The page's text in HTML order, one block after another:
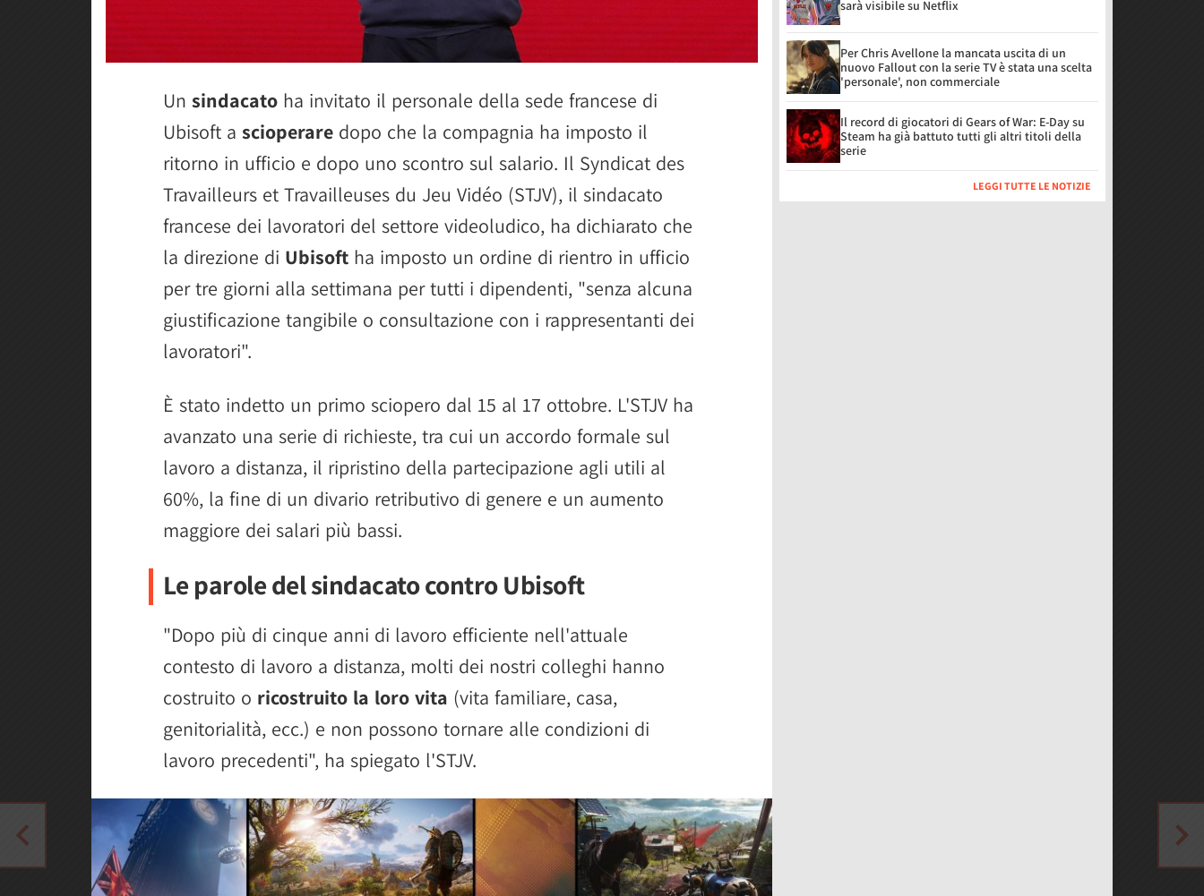
Un sindacato ha invitato il personale della sede francese di
Ubisoft a scioperare dopo che la compagnia ha imposto il
ritorno in ufficio e dopo uno scontro sul salario. Il Syndicat des
Travailleurs et Travailleuses du Jeu Vidéo (STJV), il sindacato
francese dei lavoratori del settore videoludico, ha dichiarato che
la direzione di Ubisoft ha imposto un ordine di rientro in ufficio
per tre giorni alla settimana per tutti i dipendenti, "senza alcuna
giustificazione tangibile o consultazione con i rappresentanti dei
lavoratori".
È stato indetto un primo sciopero dal 15 al 17 ottobre. L'STJV ha
avanzato una serie di richieste, tra cui un accordo formale sul
lavoro a distanza, il ripristino della partecipazione agli utili al
60%, la fine di un divario retributivo di genere e un aumento
maggiore dei salari più bassi.
Le parole del sindacato contro Ubisoft
"Dopo più di cinque anni di lavoro efficiente nell'attuale
contesto di lavoro a distanza, molti dei nostri colleghi hanno
costruito o ricostruito la loro vita (vita familiare, casa,
genitorialità, ecc.) e non possono tornare alle condizioni di
lavoro precedenti", ha spiegato l'STJV.
sarà visibile su Netflix
Per Chris Avellone la mancata uscita di un
nuovo Fallout con la serie TV è stata una scelta
'personale', non commerciale
Il record di giocatori di Gears of War: E-Day su
Steam ha già battuto tutti gli altri titoli della
serie
LEGGI TUTTE LE NOTIZIE